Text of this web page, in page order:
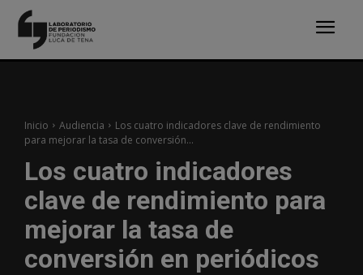
Inicio Audiencia
Los cuatro indicadores clave de rendimiento
para mejorar la tasa de conversión...
Los cuatro indicadores
clave de rendimiento para
mejorar la tasa de
conversión en periódicos